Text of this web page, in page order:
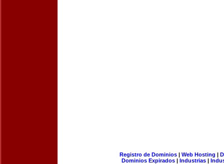
Registro de Dominios| Web Hosting |
Dominios Expirados | Industrias |